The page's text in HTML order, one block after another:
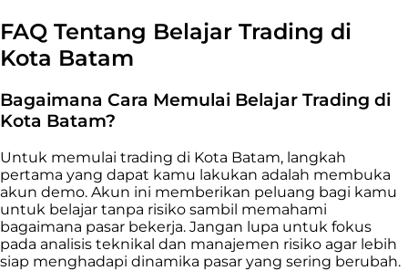
FAQ Tentang Belajar Trading di
Kota Batam
Bagaimana Cara Memulai Belajar Trading di
Kota Batam?
Untuk memulai trading di Kota Batam, langkah
pertama yang dapat kamu lakukan adalah membuka
akun demo. Akun ini memberikan peluang bagi kamu
untuk belajar tanpa risiko sambil memahami
bagaimana pasar bekerja. Jangan lupa untuk fokus
pada analisis teknikal dan manajemen risiko agar lebih
siap menghadapi dinamika pasar yang sering berubah.